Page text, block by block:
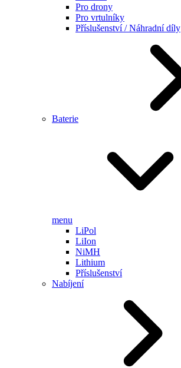
Pro drony
Pro vrtulníky
Příslušenství / Náhradní díly
Baterie
menu
LiPol
LiIon
NiMH
Lithium
Příslušenství
Nabíjení